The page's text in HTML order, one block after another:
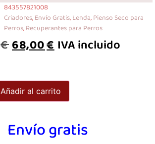
843557821008
Criadores,Envío Gratis,Lenda,Pienso Seco para
Perros,Recuperantes para Perros
€68,00€IVA incluido
Añadir al carrito
Envío gratis